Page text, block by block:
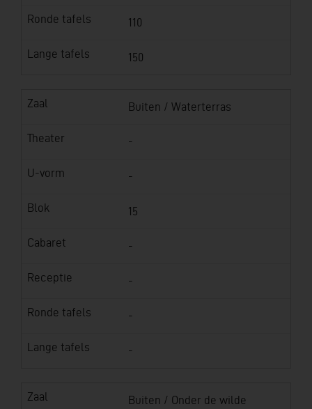
Ronde tafels 110
Lange tafels 150
Zaal Buiten / Waterterras
Theater -
U-vorm -
Blok 15
Cabaret -
Receptie -
Ronde tafels -
Lange tafels -
Zaal
Buiten / Onder de wilde